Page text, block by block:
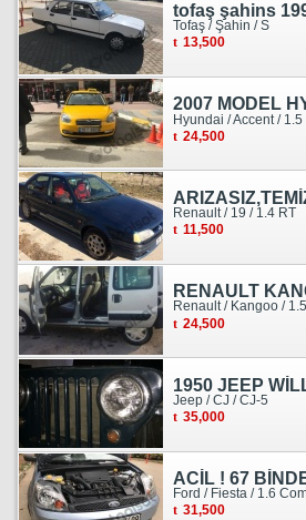
tofaş şahins
Tofaş / Şahin / S
13,500
Hyundai / Accent /
24,500
Renault / 19 / 1.4 RT
11,500
Renault / Kangoo /
24,500
1950 JEEP
Jeep / CJ / CJ-5
35,000
Ford / Fiesta / 1.6
31,500